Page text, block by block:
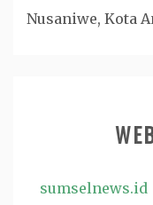
Nusaniwe, Kota
sumselnews.id